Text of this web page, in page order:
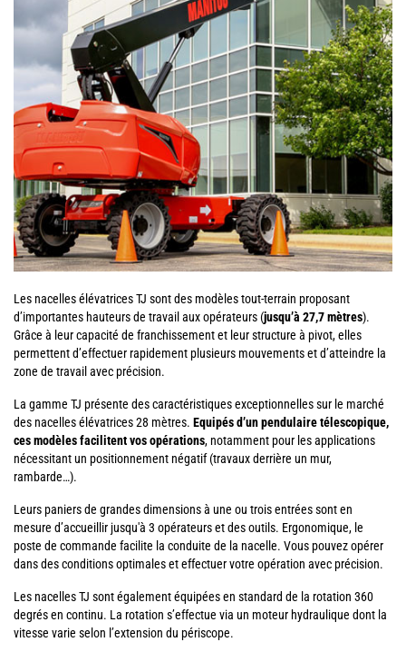
Les nacelles élévatrices TJ sont des modèles tout-terrain proposant
d’importantes hauteurs de travail aux opérateurs (jusqu’à 27,7 mètres).
Grâce à leur capacité de franchissement et leur structure à pivot, elles
permettent d’effectuer rapidement plusieurs mouvements et d’atteindre la
zone de travail avec précision.
La gamme TJ présente des caractéristiques exceptionnelles sur le marché
des nacelles élévatrices 28 mètres. Equipés d’un pendulaire télescopique,
ces modèles facilitent vos opérations, notamment pour les applications
nécessitant un positionnement négatif (travaux derrière un mur,
rambarde…).
Leurs paniers de grandes dimensions à une ou trois entrées sont en
mesure d’accueillir jusqu'à 3 opérateurs et des outils. Ergonomique, le
poste de commande facilite la conduite de la nacelle. Vous pouvez opérer
dans des conditions optimales et effectuer votre opération avec précision.
Les nacelles TJ sont également équipées en standard de la rotation 360
degrés en continu. La rotation s’effectue via un moteur hydraulique dont la
vitesse varie selon l’extension du périscope.